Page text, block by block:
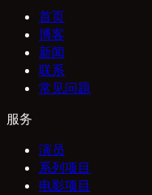
首页
博客
新闻
联系
常见问题
服务
演员
系列项目
电影项目